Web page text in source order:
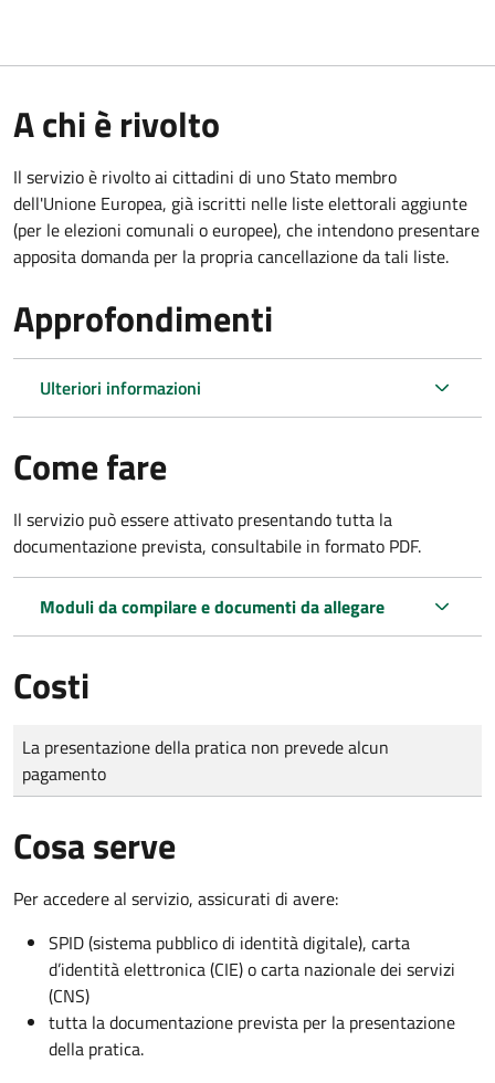
A chi è rivolto
Il servizio è rivolto ai cittadini di uno Stato membro
dell'Unione Europea, già iscritti nelle liste elettorali aggiunte
(per le elezioni comunali o europee), che intendono presentare
apposita domanda per la propria cancellazione da tali liste.
Approfondimenti
Ulteriori informazioni
Come fare
Il servizio può essere attivato presentando tutta la
documentazione prevista, consultabile in formato PDF.
Moduli da compilare e documenti da allegare
Costi
Tipo di pagamento
Importo
La presentazione della pratica non prevede alcun
pagamento
Cosa serve
Per accedere al servizio, assicurati di avere:
SPID (sistema pubblico di identità digitale), carta
d’identità elettronica (CIE) o carta nazionale dei servizi
(CNS)
tutta la documentazione prevista per la presentazione
della pratica.